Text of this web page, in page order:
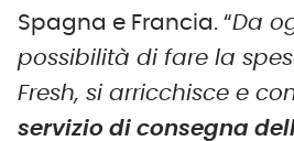
Spagna e Francia. “Da
possibilità di fare la
Fresh, si arricchisce e
servizio di consegna